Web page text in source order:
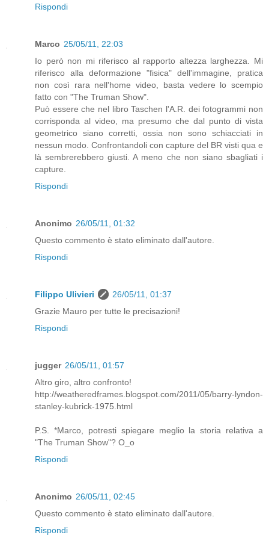
Rispondi
Marco 25/05/11, 22:03
Io però non mi riferisco al rapporto altezza larghezza. Mi
riferisco alla deformazione "fisica" dell'immagine, pratica
non così rara nell'home video, basta vedere lo scempio
fatto con "The Truman Show".
Può essere che nel libro Taschen l'A.R. dei fotogrammi non
corrisponda al video, ma presumo che dal punto di vista
geometrico siano corretti, ossia non sono schiacciati in
nessun modo. Confrontandoli con capture del BR visti qua e
là sembrerebbero giusti. A meno che non siano sbagliati i
capture.
Rispondi
Anonimo 26/05/11, 01:32
Questo commento è stato eliminato dall'autore.
Rispondi
Filippo Ulivieri
26/05/11, 01:37
Grazie Mauro per tutte le precisazioni!
Rispondi
jugger 26/05/11, 01:57
Altro giro, altro confronto!
http://weatheredframes.blogspot.com/2011/05/barry-lyndon-
stanley-kubrick-1975.html
P.S. *Marco, potresti spiegare meglio la storia relativa a
"The Truman Show"? O_o
Rispondi
Anonimo 26/05/11, 02:45
Questo commento è stato eliminato dall'autore.
Rispondi